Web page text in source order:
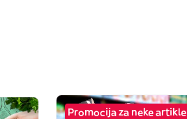
Promocija za neke artikle